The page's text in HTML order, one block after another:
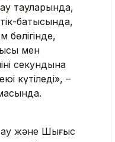
тауларында,
батысында,
бөлігінде,
мен
секундына
күтіледі», –
және Шығыс